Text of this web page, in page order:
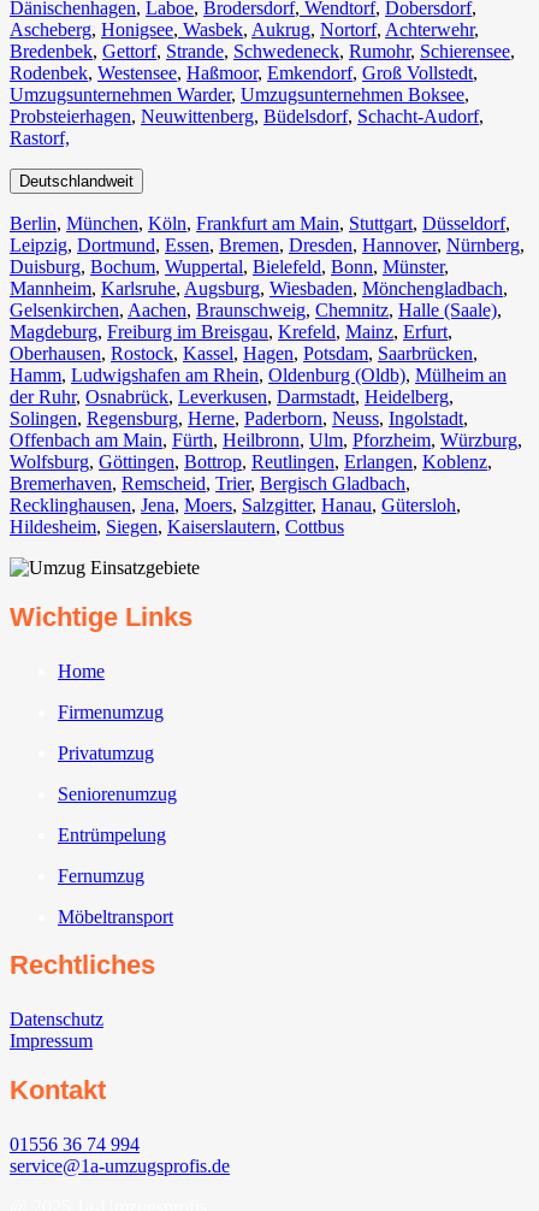
Dänischenhagen, Laboe, Brodersdorf, Wendtorf, Dobersdorf,
Ascheberg, Honigsee, Wasbek, Aukrug, Nortorf, Achterwehr,
Bredenbek, Gettorf, Strande, Schwedeneck, Rumohr, Schierensee,
Rodenbek, Westensee, Haßmoor, Emkendorf, Groß Vollstedt,
Umzugsunternehmen Warder, Umzugsunternehmen Boksee,
Probsteierhagen, Neuwittenberg, Büdelsdorf, Schacht-Audorf,
Rastorf,
Deutschlandweit
Berlin⁠, München, Köln⁠, Frankfurt am Main, Stuttgart, Düsseldorf,
Leipzig, Dortmund, Essen, Bremen, Dresden, Hannover, Nürnberg,
Duisburg⁠, Bochum, Wuppertal⁠, Bielefeld⁠, Bonn⁠, Münster⁠,
Mannheim, Karlsruhe, Augsburg, Wiesbaden⁠, Mönchengladbach⁠,
Gelsenkirchen⁠, Aachen⁠, Braunschweig, Chemnitz⁠, Halle (Saale)⁠,
Magdeburg, Freiburg im Breisgau⁠, Krefeld⁠, Mainz⁠, Erfurt,
Oberhausen⁠, Rostock⁠, Kassel⁠, Hagen, Potsdam, Saarbrücken⁠,
Hamm, Ludwigshafen am Rhein⁠, Oldenburg (Oldb), Mülheim an
der Ruhr, Osnabrück⁠, Leverkusen, Darmstadt⁠, Heidelberg,
Solingen, Regensburg, Herne⁠, Paderborn, Neuss, Ingolstadt,
Offenbach am Main, Fürth⁠, Heilbronn, Ulm⁠, Pforzheim, Würzburg,
Wolfsburg⁠, Göttingen, Bottrop, Reutlingen, Erlangen⁠, Koblenz,
Bremerhaven⁠, Remscheid, Trier⁠, Bergisch Gladbach,
Recklinghausen, Jena⁠, Moers⁠, Salzgitter⁠, Hanau, Gütersloh,
Hildesheim⁠, Siegen⁠, Kaiserslautern⁠, Cottbus⁠
Wichtige Links
Home
Firmenumzug
Privatumzug
Seniorenumzug
Entrümpelung
Fernumzug
Möbeltransport
Rechtliches
Datenschutz
Impressum
Kontakt
01556 36 74 994
service@1a-umzugsprofis.de